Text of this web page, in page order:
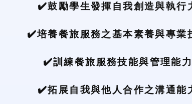
✔️鼓勵學生發揮自我創造與執行
✔️培養餐旅服務之基本素養與專業
✔️訓練餐旅服務技能與管理能力
✔️拓展自我與他人合作之溝通能